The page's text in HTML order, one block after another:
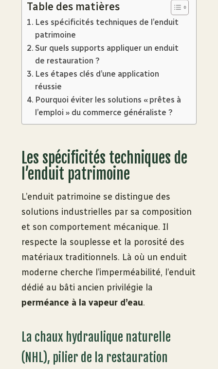
Table des matières
Les spécificités techniques de l’enduit
patrimoine
Sur quels supports appliquer un enduit
de restauration ?
Les étapes clés d’une application
réussie
Pourquoi éviter les solutions « prêtes à
l’emploi » du commerce généraliste ?
Les spécificités techniques de
l’enduit patrimoine
L’enduit patrimoine se distingue des
solutions industrielles par sa composition
et son comportement mécanique. Il
respecte la souplesse et la porosité des
matériaux traditionnels. Là où un enduit
moderne cherche l’imperméabilité, l’enduit
dédié au bâti ancien privilégie la
perméance à la vapeur d’eau.
La chaux hydraulique naturelle
(NHL), pilier de la restauration